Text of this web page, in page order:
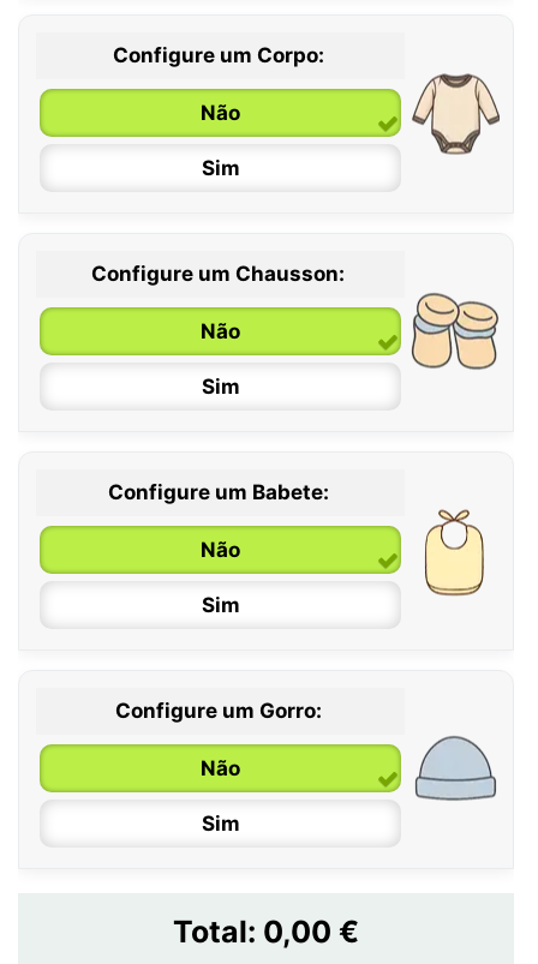
Configure um Corpo:
Não
Sim
0 / 6 meses
6 / 12 meses
12 / 18 meses
Configure um Chausson:
Não
Sim
Configure um Babete:
Não
Sim
Configure um Gorro:
Não
Sim
Total: 0,00 €